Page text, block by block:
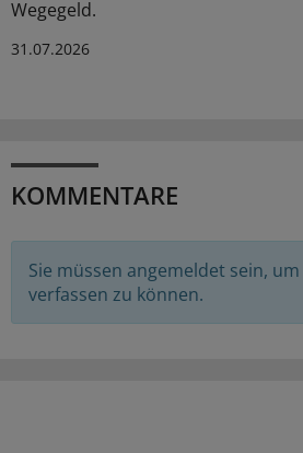
Wegegeld.
31.07.2026
KOMMENTARE
Sie müssen angemeldet sein,
verfassen zu können.